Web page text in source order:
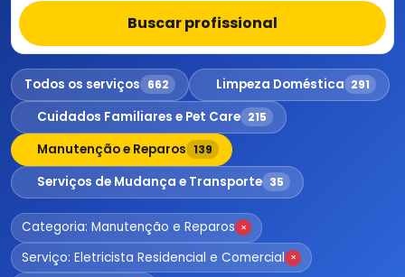
Buscar profissional
Todos os serviços 662 Limpeza Doméstica 291
Cuidados Familiares e Pet Care 215
Manutenção e Reparos 139
Serviços de Mudança e Transporte 35
Categoria: Manutenção e Reparos ×
Serviço: Eletricista Residencial e Comercial ×